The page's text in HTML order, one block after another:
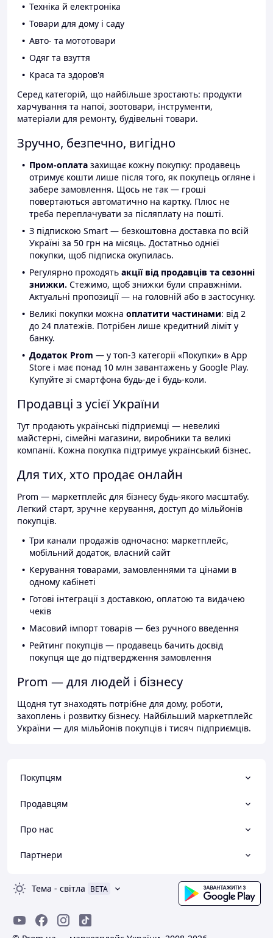
Техніка й електроніка
Товари для дому і саду
Авто- та мототовари
Одяг та взуття
Краса та здоров'я
Серед категорій, що найбільше зростають: продукти
харчування та напої, зоотовари, інструменти,
матеріали для ремонту, будівельні товари.
Зручно, безпечно, вигідно
Пром-оплата захищає кожну покупку: продавець
отримує кошти лише після того, як покупець огляне і
забере замовлення. Щось не так — гроші
повертаються автоматично на картку. Плюс не
треба переплачувати за післяплату на пошті.
З підпискою Smart — безкоштовна доставка по всій
Україні за 50 грн на місяць. Достатньо однієї
покупки, щоб підписка окупилась.
Регулярно проходять акції від продавців та сезонні
знижки. Стежимо, щоб знижки були справжніми.
Актуальні пропозиції — на головній або в застосунку.
Великі покупки можна оплатити частинами: від 2
до 24 платежів. Потрібен лише кредитний ліміт у
банку.
Додаток Prom — у топ-3 категорії «Покупки» в App
Store і має понад 10 млн завантажень у Google Play.
Купуйте зі смартфона будь-де і будь-коли.
Продавці з усієї України
Тут продають українські підприємці — невеликі
майстерні, сімейні магазини, виробники та великі
компанії. Кожна покупка підтримує український бізнес.
Для тих, хто продає онлайн
Prom — маркетплейс для бізнесу будь-якого масштабу.
Легкий старт, зручне керування, доступ до мільйонів
покупців.
Три канали продажів одночасно: маркетплейс,
мобільний додаток, власний сайт
Керування товарами, замовленнями та цінами в
одному кабінеті
Готові інтеграції з доставкою, оплатою та видачею
чеків
Масовий імпорт товарів — без ручного введення
Рейтинг покупців — продавець бачить досвід
покупця ще до підтвердження замовлення
Prom — для людей і бізнесу
Щодня тут знаходять потрібне для дому, роботи,
захоплень і розвитку бізнесу. Найбільший маркетплейс
України — для мільйонів покупців і тисяч підприємців.
Покупцям
Продавцям
Про нас
Партнери
Тема - світла BETA